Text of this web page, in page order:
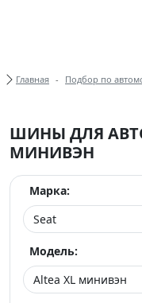
Купить
Хлебные
Главная Подбор по
ШИНЫ ДЛЯ
МИНИВЭН
Марка:
Модель: